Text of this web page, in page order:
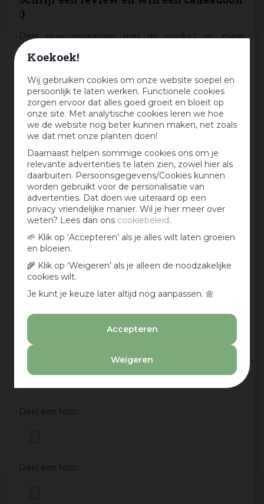
Koekoek!
Wij gebruiken cookies om onze website soepel en
persoonlijk te laten werken. Functionele cookies
zorgen ervoor dat alles goed groeit en bloeit op
onze site. Met analytische cookies leren we hoe
we de website nog beter kunnen maken, net zoals
we dat met onze planten doen!
Daarnaast helpen sommige cookies ons om je
relevante advertenties te laten zien, zowel hier als
daarbuiten. Persoonsgegevens/Cookies kunnen
worden gebruikt voor de personalisatie van
advertenties. Dat doen we uiteraard op een
privacy vriendelijke manier. Wil je hier meer over
weten? Lees dan ons cookiebeleid.
🌱 Klik op ‘Accepteren’ als je alles wilt laten groeien
en bloeien.
🌾 Klik op ‘Weigeren’ als je alleen de noodzakelijke
cookies wilt.
Je kunt je keuze later altijd nog aanpassen. 🌼
Accepteren
Weigeren
:)
Deel jouw ervaringen met dit product en maak
maandelijks kans op een cadeaubon t.w.v. € 25,-
Mijn ervaring in één zin:*
Jouw mening over dit product:
Aan te bevelen?
Ja
Deel een foto:
Deel een foto: